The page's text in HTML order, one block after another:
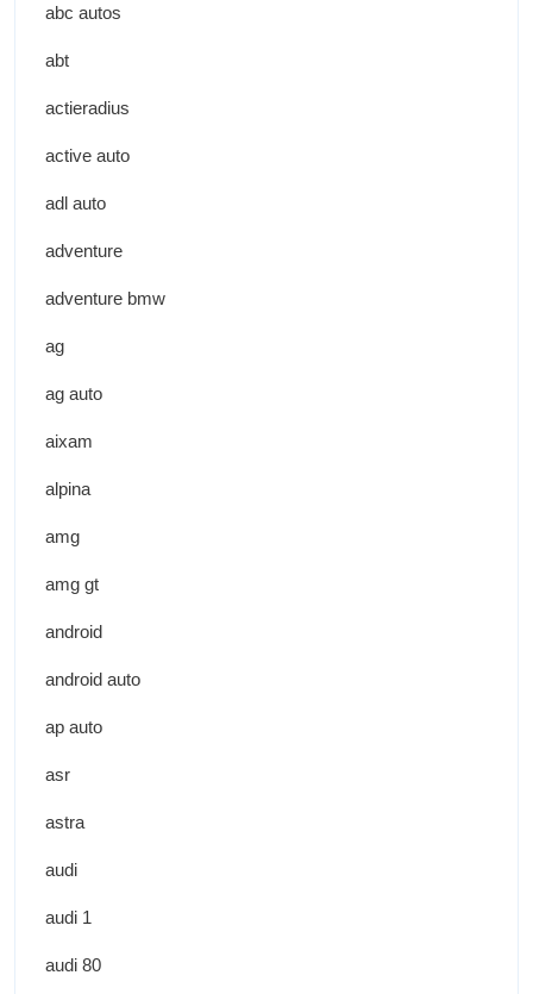
abc autos
abt
actieradius
active auto
adl auto
adventure
adventure bmw
ag
ag auto
aixam
alpina
amg
amg gt
android
android auto
ap auto
asr
astra
audi
audi 1
audi 80